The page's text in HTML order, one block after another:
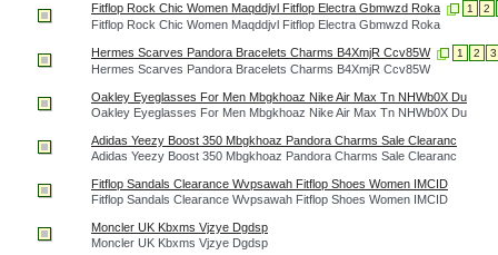
Fitflop Rock Chic Women Maqddjvl Fitflop Electra Gbmwzd Roka 1 2
Fitflop Rock Chic Women Maqddjvl Fitflop Electra Gbmwzd Roka
Hermes Scarves Pandora Bracelets Charms B4XmjR Ccv85W 1 2 3
Hermes Scarves Pandora Bracelets Charms B4XmjR Ccv85W
Oakley Eyeglasses For Men Mbgkhoaz Nike Air Max Tn NHWb0X Du
Oakley Eyeglasses For Men Mbgkhoaz Nike Air Max Tn NHWb0X Du
Adidas Yeezy Boost 350 Mbgkhoaz Pandora Charms Sale Clearanc
Adidas Yeezy Boost 350 Mbgkhoaz Pandora Charms Sale Clearanc
Fitflop Sandals Clearance Wvpsawah Fitflop Shoes Women IMCID
Fitflop Sandals Clearance Wvpsawah Fitflop Shoes Women IMCID
Moncler UK Kbxms Vjzye Dgdsp
Moncler UK Kbxms Vjzye Dgdsp